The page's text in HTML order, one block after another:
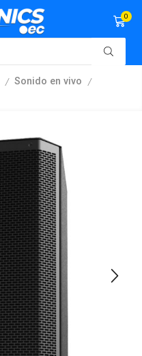
0
/ Sonido en vivo /